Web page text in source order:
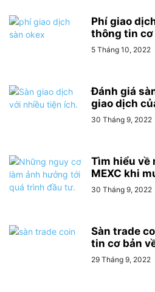
Phí giao
thông tin cơ
5 Tháng 10, 2022
Đánh giá
giao dịch
30 Tháng 9, 2022
Tìm hiểu về
MEXC khi
30 Tháng 9, 2022
Sàn trade
tin cơ bản
29 Tháng 9, 2022